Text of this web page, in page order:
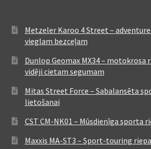
Metzeler Karoo 4 Street –
vieglam bezceļam
Dunlop Geomax MX34 – motokrosa
vidēji cietam segumam
Mitas Street Force – Sabalansēta
lietošanai
CST CM-NK01 – Mūsdienīga sporta
Maxxis MA-ST3 – Sport-touring